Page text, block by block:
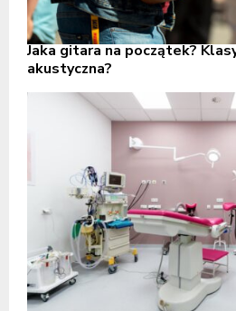
Jaka gitara na początek?
akustyczna?